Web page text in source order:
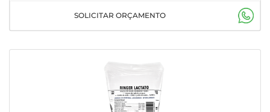
SOLICITAR ORÇAMENTO